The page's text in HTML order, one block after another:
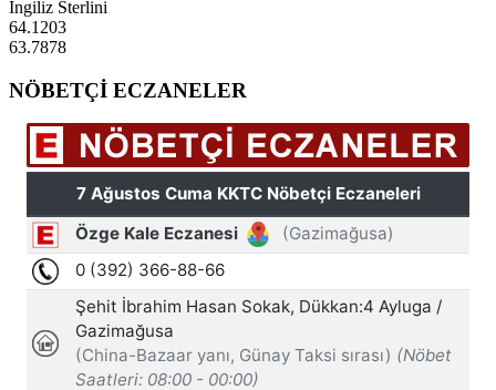
İngiliz Sterlini
64.1203
63.7878
NÖBETÇİ ECZANELER